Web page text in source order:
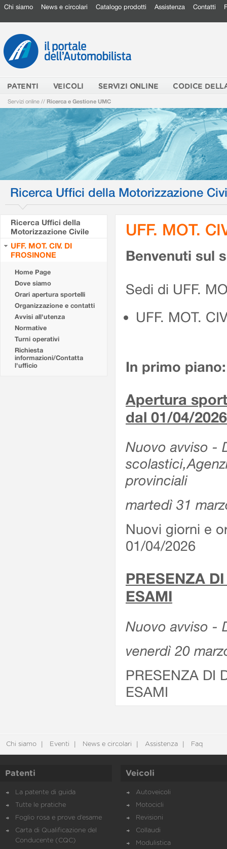
Chi siamo News e circolari Catalogo prodotti Assistenza Contatti
PATENTI VEICOLI SERVIZI ONLINE CODICE
Servizi online // Ricerca e Gestione UMC
Ricerca Uffici della Motorizzazione
Ricerca Uffici della
Motorizzazione Civile
UFF. MOT. CIV. DI
FROSINONE
Home Page
Dove siamo
Orari apertura sportelli
Organizzazione e contatti
Avvisi all'utenza
Normative
Turni operativi
Richiesta
informazioni/Contatta
l'ufficio
UFF. MOT.
Benvenuti sul
Sedi di UFF.
UFF. MOT.
In primo piano:
Apertura
dal 01/04/2026
Nuovo avviso -
provinciali
martedì 31
Nuovi giorni e
01/04/2026
PRESENZA
ESAMI
Nuovo avviso -
venerdì 20
PRESENZA DI
ESAMI
Chi siamo Eventi News e circolari Assistenza Faq
Patenti
La patente di guida
Tutte le pratiche
Foglio rosa e prove d’esame
Carta di Qualificazione del
Conducente (CQC)
Veicoli
Autoveicoli
Motocicli
Revisioni
Collaudi
Modulistica